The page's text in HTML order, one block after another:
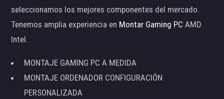
seleccionamos los mejores componentes del mercado.
Tenemos amplia experiencia en Montar Gaming PC AMD
Intel.
MONTAJE GAMING PC A MEDIDA
MONTAJE ORDENADOR CONFIGURACIÓN
PERSONALIZADA